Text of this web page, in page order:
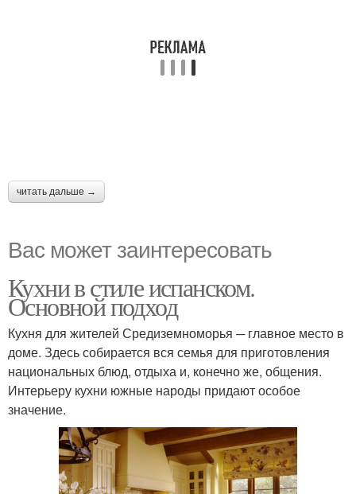
читать дальше →
Вас может заинтересовать
Кухни в стиле испанском.
Основной подход
Кухня для жителей Средиземноморья ─ главное место в
доме. Здесь собирается вся семья для приготовления
национальных блюд, отдыха и, конечно же, общения.
Интерьеру кухни южные народы придают особое
значение.